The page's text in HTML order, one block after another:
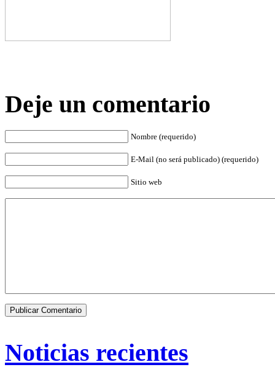
Deje un comentario
Nombre (requerido)
E-Mail (no será publicado) (requerido)
Sitio web
Noticias recientes